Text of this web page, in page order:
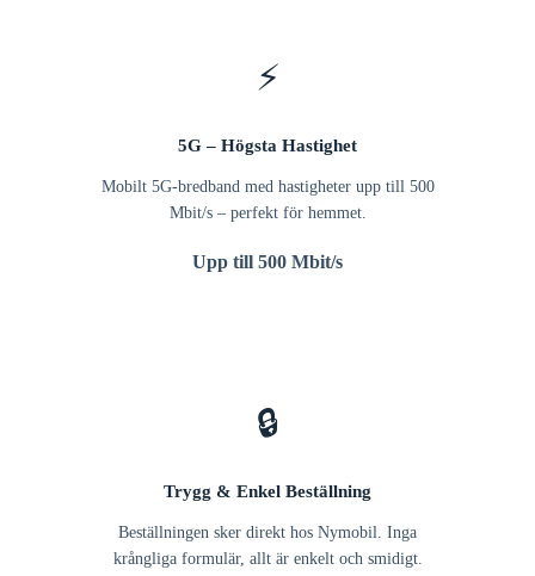
⚡
5G – Högsta Hastighet
Mobilt 5G-bredband med hastigheter upp till 500
Mbit/s – perfekt för hemmet.
Upp till 500 Mbit/s
🔒
Trygg & Enkel Beställning
Beställningen sker direkt hos Nymobil. Inga
krångliga formulär, allt är enkelt och smidigt.